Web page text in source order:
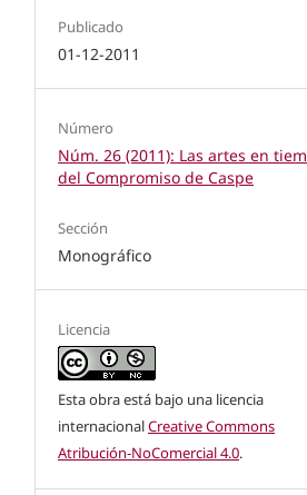
Publicado
01-12-2011
Número
Núm. 26 (2011): Las artes en
del Compromiso de Caspe
Sección
Monográfico
Licencia
Esta obra está bajo una licencia
internacionalCreative Commons
Atribución-NoComercial 4.0.